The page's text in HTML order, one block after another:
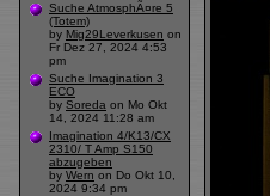
Suche AtmosphÃ¤re 5
(Totem)
by Mig29Leverkusen on
Fr Dez 27, 2024 4:53
pm
Suche Imagination 3
ECO
by Soreda on Mo Okt
14, 2024 11:28 am
Imagination 4/K13/CX
2310/ T Amp S150
abzugeben
by Wern on Do Okt 10,
2024 9:34 pm